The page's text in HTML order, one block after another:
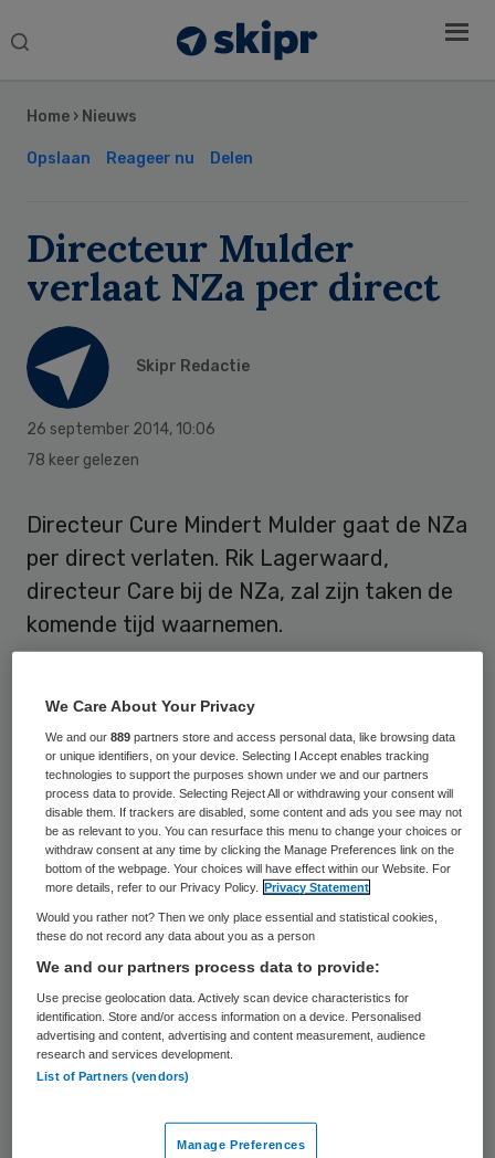
Search
Home › Nieuws
Opslaan Reageer nu Delen
Directeur Mulder
verlaat NZa per direct
Skipr Redactie
26 september 2014, 10:06
78 keer gelezen
Directeur Cure Mindert Mulder gaat de NZa
per direct verlaten. Rik Lagerwaard,
directeur Care bij de NZa, zal zijn taken de
komende tijd waarnemen.
Mulder heeft dit in overleg met interim-
voorzitter Maarten Ruys besloten.
Curatieve zorg
Mulder werkte sinds 2006 bij de NZa. Vanaf
eind 2008 was hij directeur Cure. Hij heeft
de afgelopen jaren leiding gegeven aan de
werkzaamheden van de NZa bij de
vernieuwing in de curatieve zorg. Dat gaat
om de bekostiging van medisch
specialistische zorg, de GGZ en de eerste
Sidebar
We Care About Your Privacy
We and our889 partners store and access personal data, like browsing data
or unique identifiers, on your device. Selecting I Accept enables tracking
technologies to support the purposes shown under we and our partners
process data to provide. Selecting Reject All or withdrawing your consent will
disable them. If trackers are disabled, some content and ads you see may not
be as relevant to you. You can resurface this menu to change your choices or
withdraw consent at any time by clicking the Manage Preferences link on the
bottom of the webpage. Your choices will have effect within our Website. For
more details, refer to our Privacy Policy.
Privacy Statement
Would you rather not? Then we only place essential and statistical cookies,
these do not record any data about you as a person
We and our partners process data to provide:
Use precise geolocation data. Actively scan device characteristics for
identification. Store and/or access information on a device. Personalised
advertising and content, advertising and content measurement, audience
research and services development.
List of Partners (vendors)
Manage Preferences